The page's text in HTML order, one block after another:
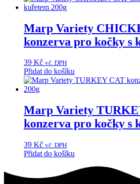
Marp Variety
konzerva pro kočky s
39 Kč vč. DPH
Přidat do košíku
Marp Variety
konzerva pro kočky s
39 Kč vč. DPH
Přidat do košíku